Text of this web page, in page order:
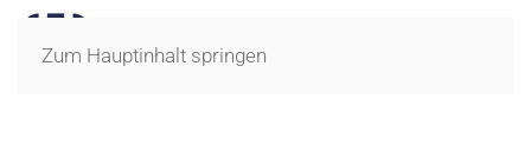
Zum Hauptinhalt springen